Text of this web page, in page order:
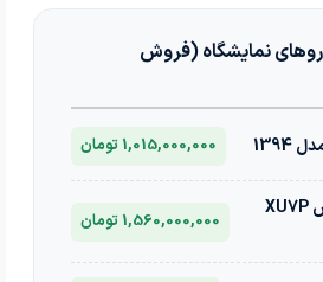
نمایشگاه (فروش
1,015,000,000 تومان
سمند، سورن، پلاس XU7P
1,560,000,000 تومان